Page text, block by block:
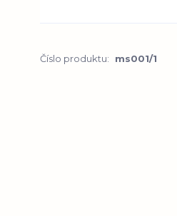
Číslo produktu: ms001/1